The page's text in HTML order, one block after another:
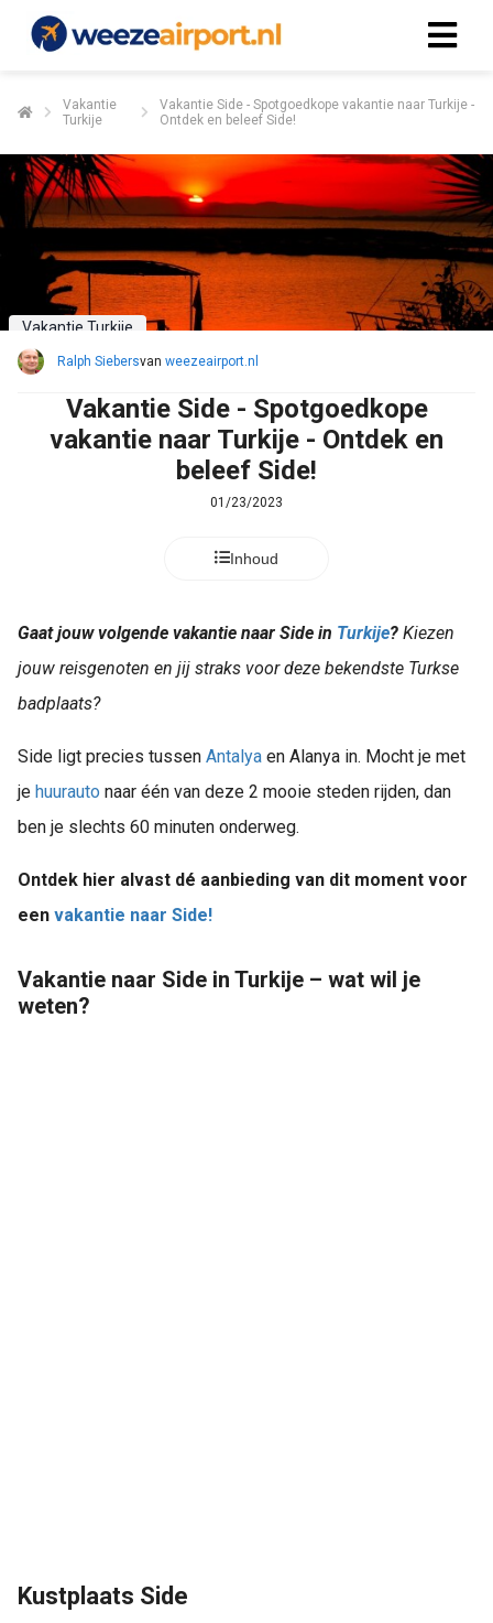
Vakantie
Turkije
Vakantie Side - Spotgoedkope vakantie naar Turkije -
Ontdek en beleef Side!
Vakantie Turkije
Ralph Siebersvan weezeairport.nl
Vakantie Side - Spotgoedkope
vakantie naar Turkije - Ontdek en
beleef Side!
01/23/2023
Inhoud
Gaat jouw volgende vakantie naar Side in Turkije? Kiezen
jouw reisgenoten en jij straks voor deze bekendste Turkse
badplaats?
Side ligt precies tussen Antalya en Alanya in. Mocht je met
je huurauto naar één van deze 2 mooie steden rijden, dan
ben je slechts 60 minuten onderweg.
Ontdek hier alvast dé aanbieding van dit moment voor
een vakantie naar Side!
Vakantie naar Side in Turkije – wat wil je
weten?
Kustplaats Side